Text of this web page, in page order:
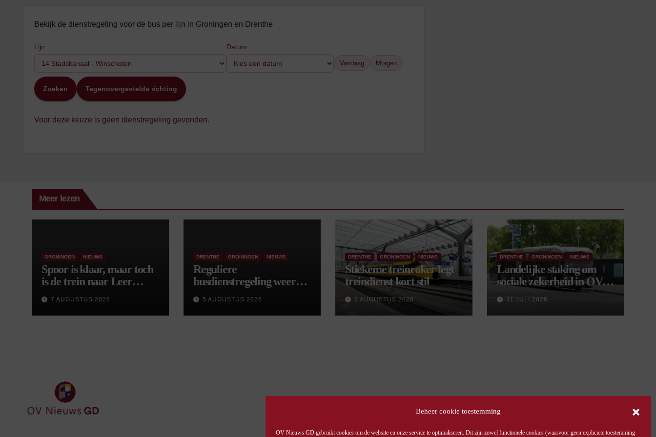
Beheer cookie toestemming
OV Nieuws GD gebruikt cookies om de website en onze service te optimaliseren. Dit zijn zowel functionele cookies (waarvoor geen expliciete toestemming
Bekijk de dienstregeling voor de bus per lijn in Groningen en Drenthe
Lijn Datum
Vandaag Morgen
Zoeken Tegenovergestelde richting
Voor deze keuze is geen dienstregeling gevonden.
Meer lezen
GRONINGEN NIEUWS
Spoor is klaar, maar toch
is de trein naar Leer
opnieuw vertraagd
7 AUGUSTUS 2026
DRENTHE GRONINGEN NIEUWS
Reguliere
busdienstregeling weer
van start, met kleine
wijzigingen
5 AUGUSTUS 2026
DRENTHE GRONINGEN NIEUWS
Stiekeme treinroker legt
treindienst kort stil
2 AUGUSTUS 2026
DRENTHE GRONINGEN NIEUWS
Landelijke staking om
sociale zekerheid in OV
aangekondigd voor 9
september
31 JULI 2026